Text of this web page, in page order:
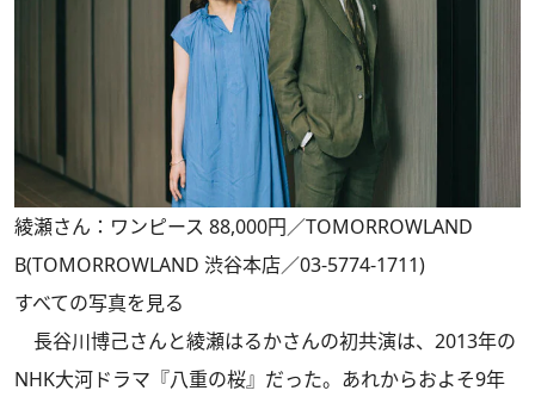
綾瀬さん：ワンピース 88,000円／TOMORROWLAND
B(TOMORROWLAND 渋谷本店／03-5774-1711)
すべての写真を見る
長谷川博己さんと綾瀬はるかさんの初共演は、2013年の
NHK大河ドラマ『八重の桜』だった。あれからおよそ9年